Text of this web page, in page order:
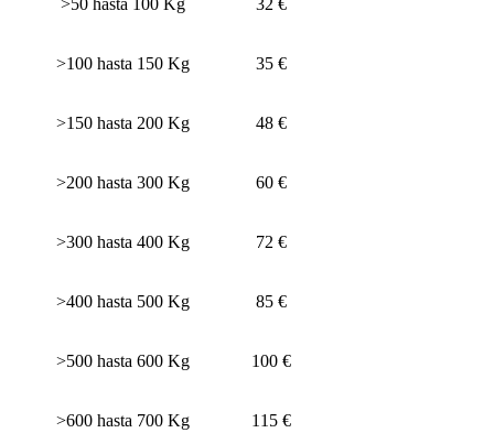
>50 hasta 100 Kg 32 €
>100 hasta 150 Kg 35 €
>150 hasta 200 Kg 48 €
>200 hasta 300 Kg 60 €
>300 hasta 400 Kg 72 €
>400 hasta 500 Kg 85 €
>500 hasta 600 Kg 100 €
>600 hasta 700 Kg 115 €